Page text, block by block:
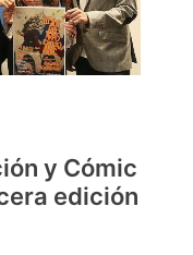
y Cómic
edición